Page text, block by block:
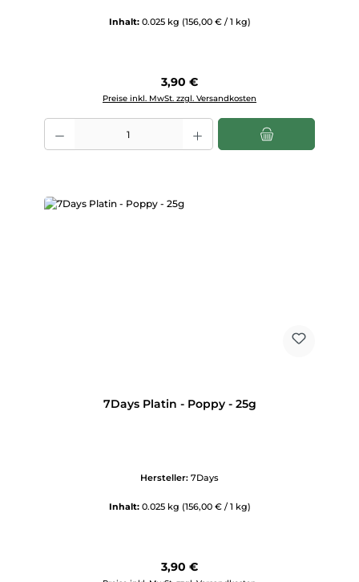
Inhalt: 0.025 kg (156,00 € / 1 kg)
Regulärer Preis:
3,90 €
Preise inkl. MwSt. zzgl. Versandkosten
Produkt Anzahl: Gib den gewünschten Wert ein oder benutze die
7Days Platin - Poppy - 25g
Hersteller: 7Days
Inhalt: 0.025 kg (156,00 € / 1 kg)
Regulärer Preis:
3,90 €